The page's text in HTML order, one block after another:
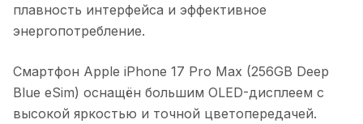
плавность интерфейса и эффективное
энергопотребление.
Смартфон Apple iPhone 17 Pro Max (256GB Deep
Blue eSim) оснащён большим OLED-дисплеем с
высокой яркостью и точной цветопередачей.